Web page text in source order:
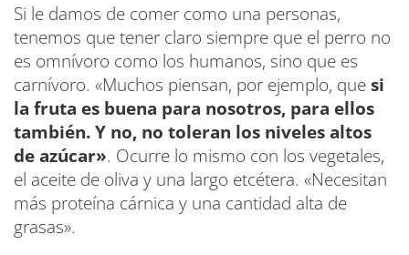
Si le damos de comer como una personas,
tenemos que tener claro siempre que el perro no
es omnívoro como los humanos, sino que es
carnívoro. «Muchos piensan, por ejemplo, quesi
la fruta es buena para nosotros, para ellos
también. Y no, no toleran los niveles altos
de azúcar». Ocurre lo mismo con los vegetales,
el aceite de oliva y una largo etcétera. «Necesitan
más proteína cárnica y una cantidad alta de
grasas».